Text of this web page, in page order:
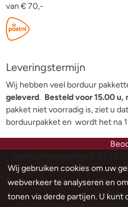
van € 70,-
Leveringstermijn
Wij hebben veel borduur
geleverd. Besteld voor 15.00 u,
pakket niet voorradig is, ziet u
borduurpakket en wordt het na
Alle prijzen in deze webshop
Borduurpakketten om zelf te
om het
Wij gebruiken cookies om uw
webverkeer te analyseren en
tonen via derde partijen. U kunt